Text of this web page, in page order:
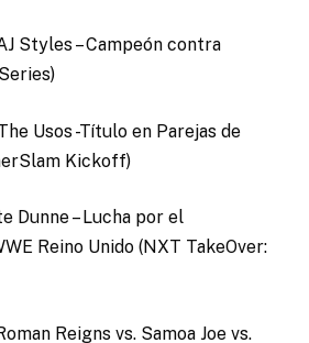
Styles – Campeón contra
Usos -Título en Parejas de
Kickoff)
Dunne – Lucha por el
Reino Unido (NXT TakeOver:
Reigns vs. Samoa Joe vs.